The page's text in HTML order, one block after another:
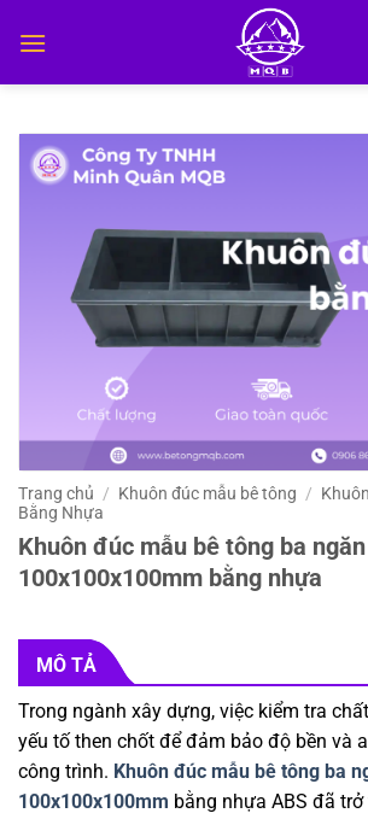
qua
Trang chủ / Khuôn đúc mẫu bê tông /
Bằng Nhựa
Khuôn đúc mẫu bê tông ba ngăn
100x100x100mm bằng nhựa
MÔ TẢ
Trong ngành xây dựng, việc kiểm tra
yếu tố then chốt để đảm bảo độ bền và
công trình. Khuôn đúc mẫu bê tông ba
100x100x100mm bằng nhựa ABS đã